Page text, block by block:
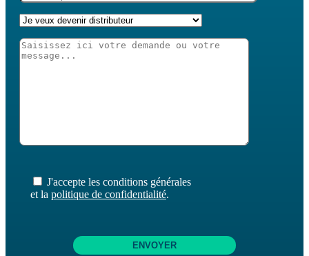
J'accepte les conditions générales
et la politique de confidentialité.